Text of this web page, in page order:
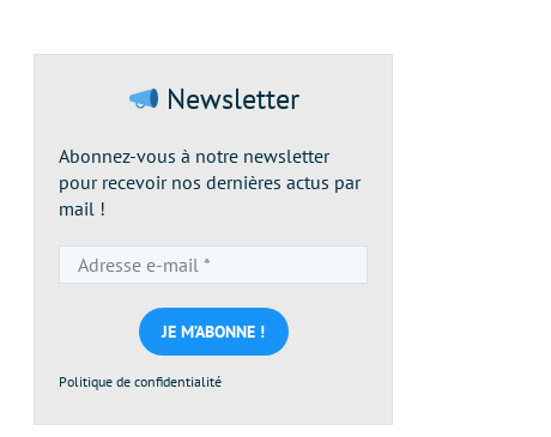
Newsletter
Abonnez-vous à notre newsletter
pour recevoir nos dernières actus par
mail !
e-
mail
*
Politique de confidentialité